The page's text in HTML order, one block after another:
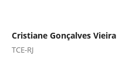
Cristiane Gonçalves Vieira
TCE-RJ